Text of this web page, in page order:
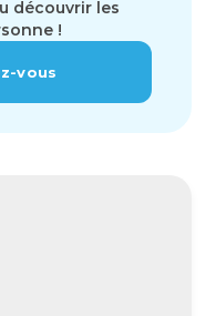
découvrir les
!
vous